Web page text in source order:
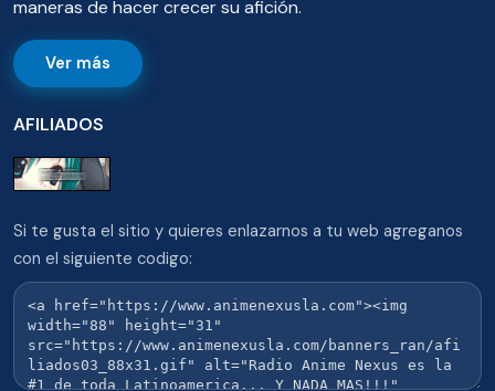
maneras de hacer crecer su afición.
Ver más
AFILIADOS
Si te gusta el sitio y quieres enlazarnos a tu web agreganos
con el siguiente codigo: